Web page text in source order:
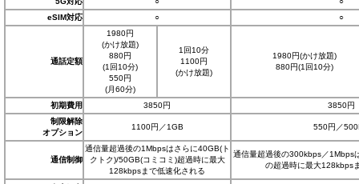
eSIM対応
○ ○
通話定額
1980円
(かけ放題)
880円
(1回10分)
550円
(月60分)
1回10分
1100円
(かけ放題)
1980円(かけ放題)
880円(1回10分)
初期費用 3850円
3850円
制限解除
オプション
1100円／1GB 550円／
通信制御
通信量超過後の1Mbpsはさらに40GB(ト
クトク)/50GB(コミコミ)超過時に最大
128kbpsまで低速化される
通信量超過後の300kbps／1Mbps
の超過時に最大128kbps